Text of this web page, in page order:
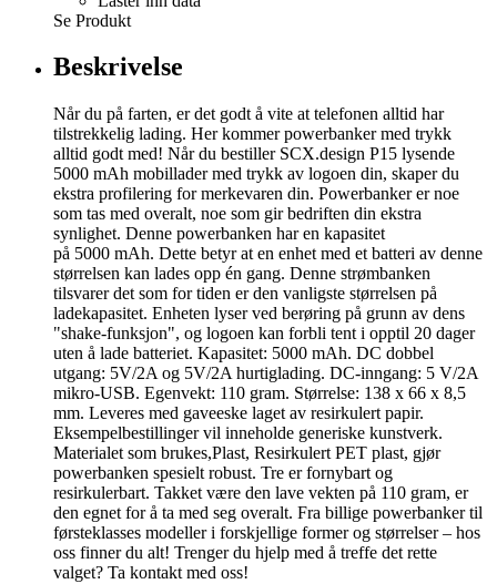
Se Produkt
Beskrivelse
Når du på farten, er det godt å vite at telefonen alltid har
tilstrekkelig lading. Her kommer powerbanker med trykk
alltid godt med! Når du bestiller SCX.design P15 lysende
5000 mAh mobillader med trykk av logoen din, skaper du
ekstra profilering for merkevaren din. Powerbanker er noe
som tas med overalt, noe som gir bedriften din ekstra
synlighet. Denne powerbanken har en kapasitet
på 5000 mAh. Dette betyr at en enhet med et batteri av denne
størrelsen kan lades opp én gang. Denne strømbanken
tilsvarer det som for tiden er den vanligste størrelsen på
ladekapasitet. Enheten lyser ved berøring på grunn av dens
"shake-funksjon", og logoen kan forbli tent i opptil 20 dager
uten å lade batteriet. Kapasitet: 5000 mAh. DC dobbel
utgang: 5V/2A og 5V/2A hurtiglading. DC-inngang: 5 V/2A
mikro-USB. Egenvekt: 110 gram. Størrelse: 138 x 66 x 8,5
mm. Leveres med gaveeske laget av resirkulert papir.
Eksempelbestillinger vil inneholde generiske kunstverk.
Materialet som brukes,Plast, Resirkulert PET plast, gjør
powerbanken spesielt robust. Tre er fornybart og
resirkulerbart. Takket være den lave vekten på 110 gram, er
den egnet for å ta med seg overalt. Fra billige powerbanker til
førsteklasses modeller i forskjellige former og størrelser – hos
oss finner du alt! Trenger du hjelp med å treffe det rette
valget? Ta kontakt med oss!